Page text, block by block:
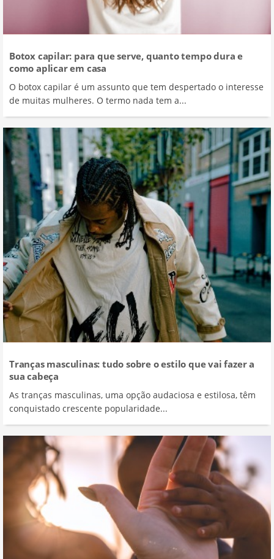
Botox capilar: para que serve, quanto tempo dura e
como aplicar em casa
O botox capilar é um assunto que tem despertado o interesse
de muitas mulheres. O termo nada tem a...
Tranças masculinas: tudo sobre o estilo que vai fazer a
sua cabeça
As tranças masculinas, uma opção audaciosa e estilosa, têm
conquistado crescente popularidade...